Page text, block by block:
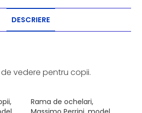
DESCRIERE
vedere pentru copii.
Rama de ochelari,